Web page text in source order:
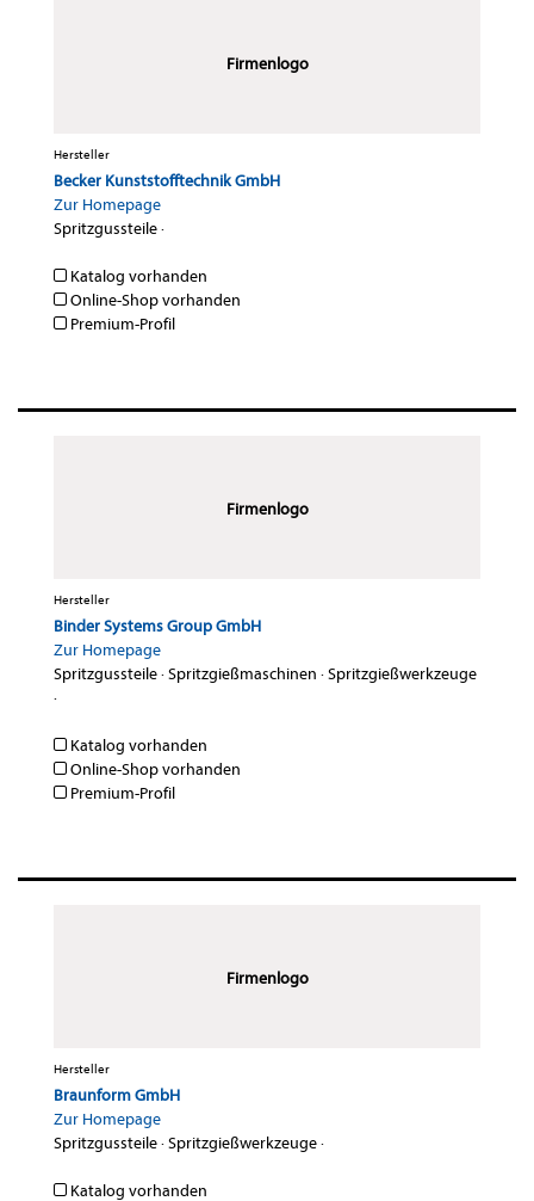
Firmenlogo
Hersteller
Becker Kunststofftechnik GmbH
Zur Homepage
Spritzgussteile·
Katalog vorhanden
Online-Shop vorhanden
Premium-Profil
Firmenlogo
Hersteller
Binder Systems Group GmbH
Zur Homepage
Spritzgussteile·Spritzgießmaschinen ·Spritzgießwerkzeuge
·
Katalog vorhanden
Online-Shop vorhanden
Premium-Profil
Firmenlogo
Hersteller
Braunform GmbH
Zur Homepage
Spritzgussteile·Spritzgießwerkzeuge·
Katalog vorhanden